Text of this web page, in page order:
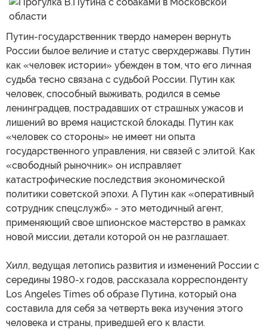
Путин-государственник твердо намерен вернуть
России былое величие и статус сверхдержавы. Путин
как «человек истории» убежден в том, что его личная
судьба тесно связана с судьбой России. Путин как
человек, способный выживать, родился в семье
ленинградцев, пострадавших от страшных ужасов и
лишений во время нацистской блокады. Путин как
«человек со стороны» не имеет ни опыта
государственного управления, ни связей с элитой. Как
«свободный рыночник» он исправляет
катастрофические последствия экономической
политики советской эпохи. А Путин как «оперативный
сотрудник спецслужб» - это методичный агент,
применяющий свое шпионское мастерство в рамках
новой миссии, детали которой он не разглашает.
Хилл, ведущая летопись развития и изменений России с
середины 1980-х годов, рассказала корреспонденту
Los Angeles Times об образе Путина, который она
составила для себя за четверть века изучения этого
человека и страны, приведшей его к власти.